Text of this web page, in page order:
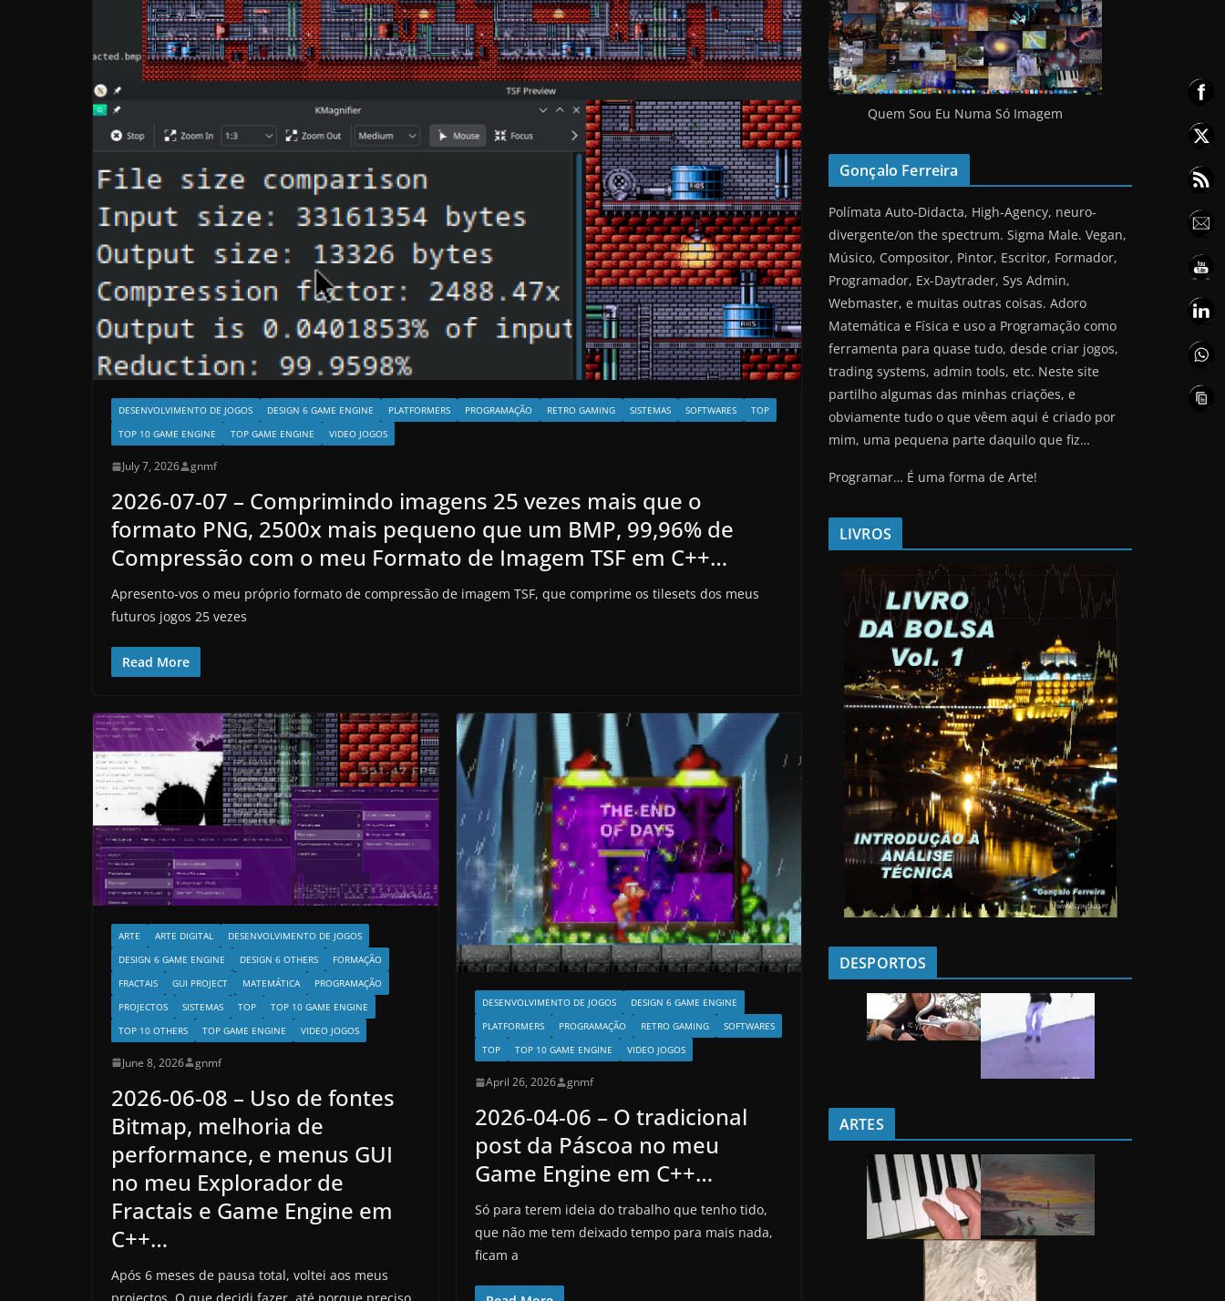
DESENVOLVIMENTO DE JOGOS DESIGN 6 GAME ENGINE PLATFORMERS PROGRAMAÇÃO RETRO GAMING SISTEMAS SOFTWARES
TOP
TOP 10 GAME ENGINE
TOP GAME ENGINE VIDEO JOGOS
July 7, 2026 gnmf
2026-07-07 – Comprimindo imagens 25 vezes mais que o
formato PNG, 2500x mais pequeno que um BMP, 99,96% de
Compressão com o meu Formato de Imagem TSF em C++…
Apresento-vos o meu próprio formato de compressão de imagem TSF, que comprime os tilesets dos meus
futuros jogos 25 vezes
Read More
ARTE ARTE DIGITAL
DESENVOLVIMENTO DE JOGOS
DESIGN 6 GAME ENGINE
DESIGN 6 OTHERS
FORMAÇÃO
FRACTAIS
GUI PROJECT MATEMÁTICA
PROGRAMAÇÃO
PROJECTOS
SISTEMAS TOP
TOP 10 GAME ENGINE
TOP 10 OTHERS
TOP GAME ENGINE VIDEO JOGOS
June 8, 2026 gnmf
2026-06-08 – Uso de fontes
Bitmap, melhoria de
performance, e menus GUI
no meu Explorador de
Fractais e Game Engine em
C++…
Após 6 meses de pausa total, voltei aos meus
projectos. O que decidi fazer, até porque preciso
DESENVOLVIMENTO DE JOGOS
DESIGN 6 GAME ENGINE
PLATFORMERS
PROGRAMAÇÃO RETRO GAMING
SOFTWARES
TOP
TOP 10 GAME ENGINE VIDEO JOGOS
April 26, 2026 gnmf
2026-04-06 – O tradicional
post da Páscoa no meu
Game Engine em C++…
Só para terem ideia do trabalho que tenho tido,
que não me tem deixado tempo para mais nada,
ficam a
Quem Sou Eu Numa Só Imagem
Gonçalo Ferreira
Polímata Auto-Didacta, High-Agency, neuro-
divergente/on the spectrum. Sigma Male. Vegan,
Músico, Compositor, Pintor, Escritor, Formador,
Programador, Ex-Daytrader, Sys Admin,
Webmaster, e muitas outras coisas. Adoro
Matemática e Física e uso a Programação como
ferramenta para quase tudo, desde criar jogos,
trading systems, admin tools, etc. Neste site
partilho algumas das minhas criações, e
obviamente tudo o que vêem aqui é criado por
mim, uma pequena parte daquilo que fiz…
Programar… É uma forma de Arte!
LIVROS
DESPORTOS
ARTES